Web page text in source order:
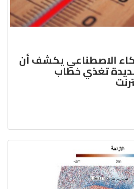
الاصطناعي يكشف أن
تغذي خطاب